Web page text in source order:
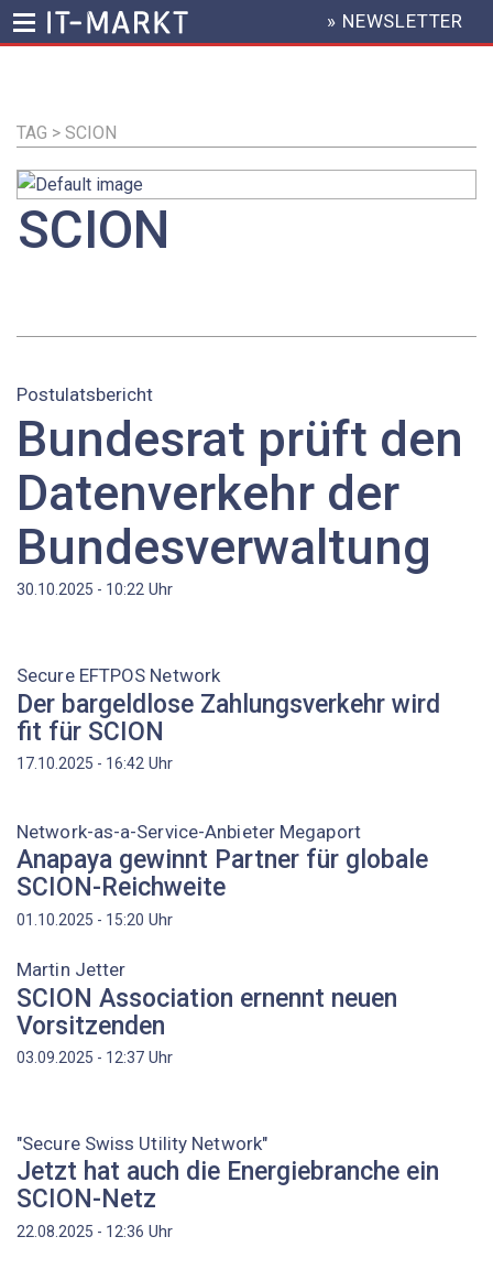
Inhalt
HEADER
MENU
» NEWSLETTER
TAG > SCION
SCION
Postulatsbericht
Bundesrat prüft den
Datenverkehr der
Bundesverwaltung
30.10.2025 - 10:22 Uhr
Secure EFTPOS Network
Der bargeldlose Zahlungsverkehr wird
fit für SCION
17.10.2025 - 16:42 Uhr
Network-as-a-Service-Anbieter Megaport
Anapaya gewinnt Partner für globale
SCION-Reichweite
01.10.2025 - 15:20 Uhr
Martin Jetter
SCION Association ernennt neuen
Vorsitzenden
03.09.2025 - 12:37 Uhr
"Secure Swiss Utility Network"
Jetzt hat auch die Energiebranche ein
SCION-Netz
22.08.2025 - 12:36 Uhr